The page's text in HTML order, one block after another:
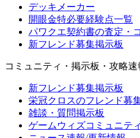
デッキメーカー
開眼金特必要経験点一覧
パワクエ契約書の査定・
新フレンド募集掲示板
コミュニティ・掲示板・攻略速
新フレンド募集掲示板
栄冠クロスのフレンド募
雑談・質問掲示板
ゲームウィズコミュニティ